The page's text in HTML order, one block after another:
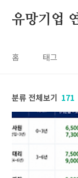
유망기업
홈 태그
분류 전체보기 171